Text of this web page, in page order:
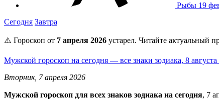
Рыбы 19
Сегодня Завтра
⚠️ Гороскоп от 7 апреля 2026 устарел. Читайте актуальный
Мужской гороскоп на сегодня — все знаки зодиака, 8
Вторник, 7 апреля 2026
Мужской гороскоп для всех знаков зодиака на сегодня, 7